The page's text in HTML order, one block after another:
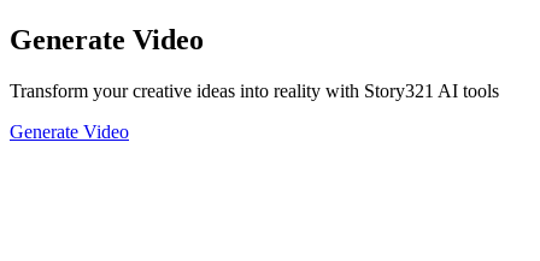
Generate Video
Transform your creative ideas into reality with Story321 AI tools
Generate Video